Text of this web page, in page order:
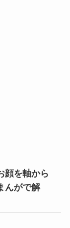
顔を軸から
んがで解